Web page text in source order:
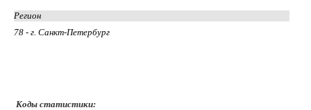
Регион
78 - г. Санкт-Петербург
Коды статистики: